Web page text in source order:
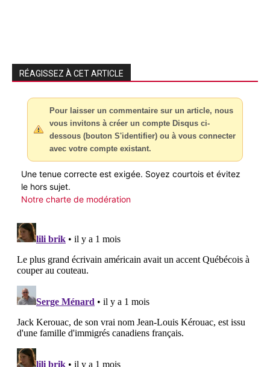
RÉAGISSEZ À CET ARTICLE
Pour laisser un commentaire sur un article, nous
vous invitons à créer un compte Disqus ci-
dessous (bouton S'identifier) ou à vous connecter
avec votre compte existant.
Une tenue correcte est exigée. Soyez courtois et évitez
le hors sujet.
Notre charte de modération